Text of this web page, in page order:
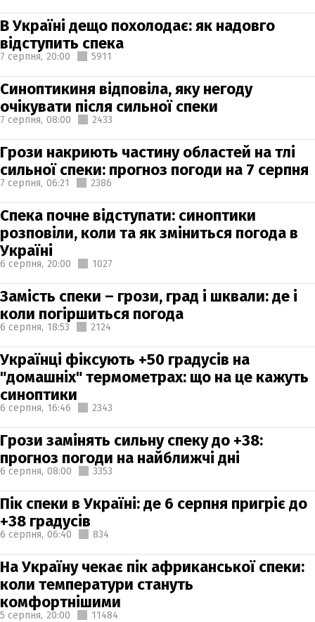
В Україні дещо похолодає: як надовго
відступить спека
7 серпня, 20:00 5911
Синоптикиня відповіла, яку негоду
очікувати після сильної спеки
7 серпня, 08:00 2433
Грози накриють частину областей на тлі
сильної спеки: прогноз погоди на 7 серпня
7 серпня, 06:21 2386
Спека почне відступати: синоптики
розповіли, коли та як зміниться погода в
Україні
6 серпня, 20:00 1027
Замість спеки – грози, град і шквали: де і
коли погіршиться погода
6 серпня, 18:53 2124
Українці фіксують +50 градусів на
"домашніх" термометрах: що на це кажуть
синоптики
6 серпня, 16:46 2343
Грози замінять сильну спеку до +38:
прогноз погоди на найближчі дні
6 серпня, 08:00 3353
Пік спеки в Україні: де 6 серпня пригріє до
+38 градусів
6 серпня, 06:40 834
На Україну чекає пік африканської спеки:
коли температури стануть
комфортнішими
5 серпня, 20:00 11484